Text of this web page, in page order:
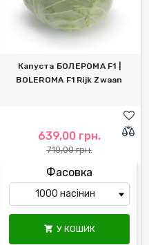
Капуста БОЛЕРОМА F1 |
BOLEROMA F1 Rijk Zwaan
639,00 грн.
710,00 грн.
Фасовка
 У КОШИК